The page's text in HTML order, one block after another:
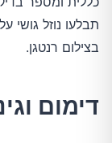
תבלעו נוזל גושי
בצילום רנטגן.
דימום